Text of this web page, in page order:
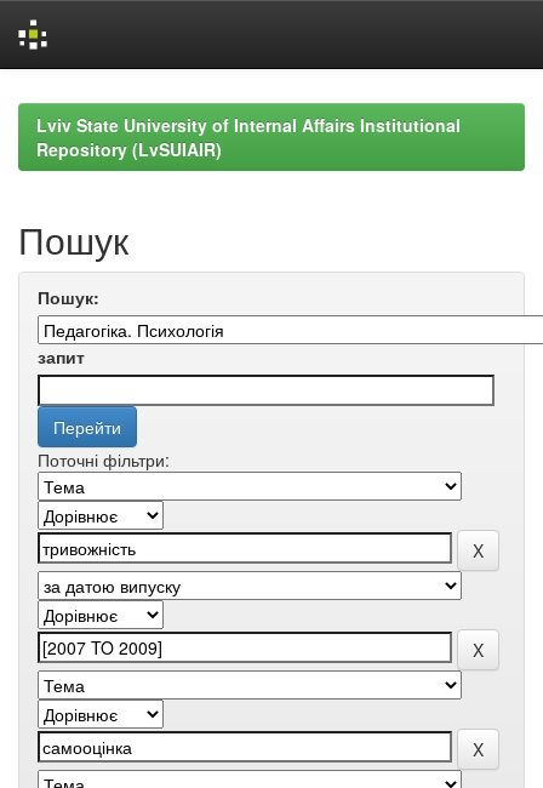
navigationLviv State University of Internal Affairs Institutional
Repository (LvSUIAIR)
Пошук
Пошук:
запит
Поточні фільтри: